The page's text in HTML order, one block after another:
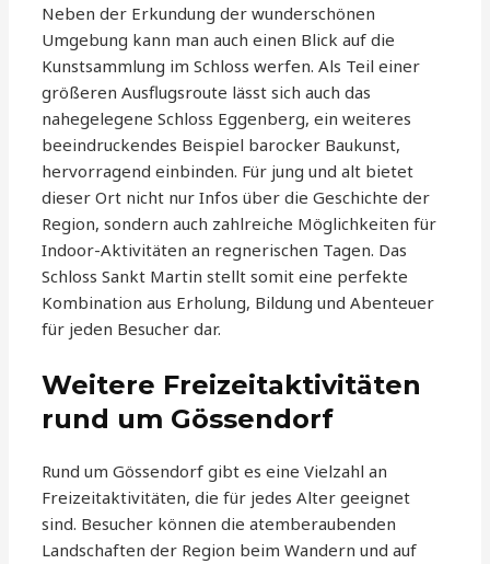
Neben der Erkundung der wunderschönen
Umgebung kann man auch einen Blick auf die
Kunstsammlung im Schloss werfen. Als Teil einer
größeren Ausflugsroute lässt sich auch das
nahegelegene Schloss Eggenberg, ein weiteres
beeindruckendes Beispiel barocker Baukunst,
hervorragend einbinden. Für jung und alt bietet
dieser Ort nicht nur Infos über die Geschichte der
Region, sondern auch zahlreiche Möglichkeiten für
Indoor-Aktivitäten an regnerischen Tagen. Das
Schloss Sankt Martin stellt somit eine perfekte
Kombination aus Erholung, Bildung und Abenteuer
für jeden Besucher dar.
Weitere Freizeitaktivitäten
rund um Gössendorf
Rund um Gössendorf gibt es eine Vielzahl an
Freizeitaktivitäten, die für jedes Alter geeignet
sind. Besucher können die atemberaubenden
Landschaften der Region beim Wandern und auf